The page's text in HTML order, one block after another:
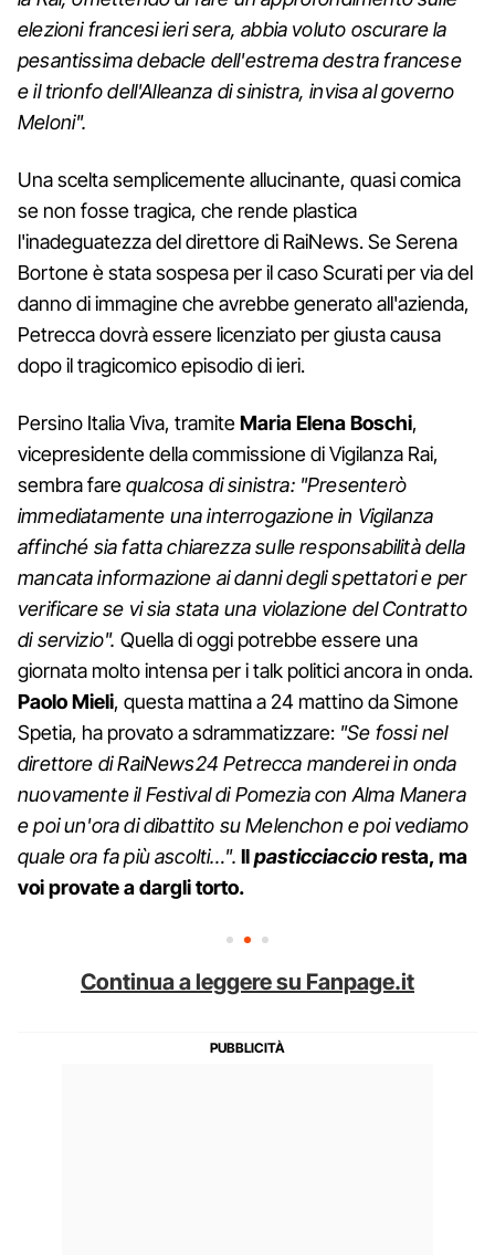
elezioni francesi ieri sera, abbia voluto oscurare la
pesantissima debacle dell'estrema destra francese
e il trionfo dell'Alleanza di sinistra, invisa al governo
Meloni".
Una scelta semplicemente allucinante, quasi comica
se non fosse tragica, che rende plastica
l'inadeguatezza del direttore di RaiNews. Se Serena
Bortone è stata sospesa per il caso Scurati per via del
danno di immagine che avrebbe generato all'azienda,
Petrecca dovrà essere licenziato per giusta causa
dopo il tragicomico episodio di ieri.
Persino Italia Viva, tramiteMariaElenaBoschi,
vicepresidente della commissione di Vigilanza Rai,
sembra farequalcosa di sinistra: "Presenterò
immediatamente una interrogazione in Vigilanza
affinché sia fatta chiarezza sulle responsabilità della
mancata informazione ai danni degli spettatori e per
verificare se vi sia stata una violazione del Contratto
di servizio". Quella di oggi potrebbe essere una
giornata molto intensa per i talk politici ancora in onda.
PaoloMieli, questa mattina a 24 mattino da Simone
Spetia, ha provato a sdrammatizzare: "Se fossi nel
direttore di RaiNews24 Petrecca manderei in onda
nuovamente il Festival di Pomezia con Alma Manera
e poi un'ora di dibattito su Melenchon e poi vediamo
quale ora fa più ascolti…". Ilpasticciaccioresta, ma
voi provate a dargli torto.
Continua a leggere su Fanpage.it